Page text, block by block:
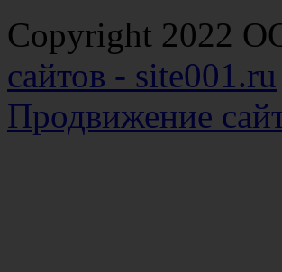
Copyright 2022
сайтов - site001.ru
Продвижение